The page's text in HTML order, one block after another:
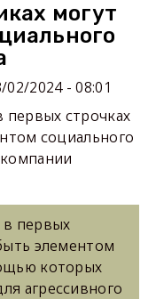
могут
02/2024 - 08:01
строчках
социального
первых
элементом
которых
агрессивного